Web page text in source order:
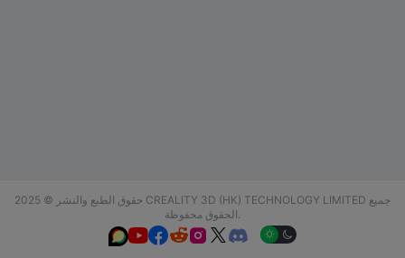
حقوق الطبع والنشر © 2025 CREALITY 3D (HK) TECHNOLOGY LIMITED جميع
الحقوق محفوظة.
  